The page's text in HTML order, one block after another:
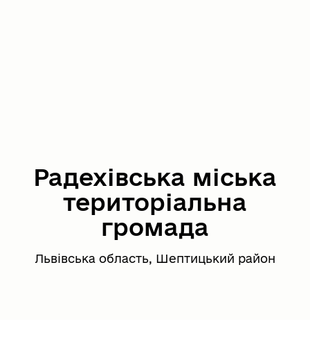
Радехівська міська
територіальна
громада
Львівська область, Шептицький район